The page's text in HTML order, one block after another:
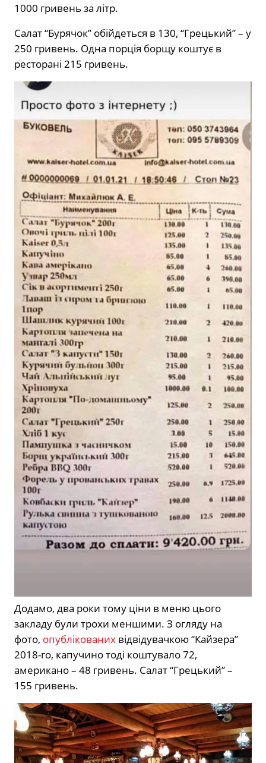
1000 гривень за літр.
Салат “Бурячок” обійдеться в 130, “Грецький” – у
250 гривень. Одна порція борщу коштує в
ресторані 215 гривень.
Додамо, два роки тому ціни в меню цього
закладу були трохи меншими. З огляду на
фото, опублікованих відвідувачкою “Кайзера”
2018-го, капучино тоді коштувало 72,
американо – 48 гривень. Салат “Грецький” –
155 гривень.